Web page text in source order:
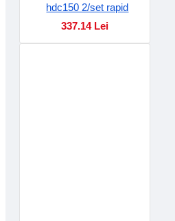
hdc150 2/set rapid
337.14 Lei